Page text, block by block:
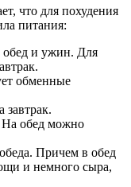
что для похудения
питания:
обед и ужин. Для
обменные
завтрак.
На обед можно
Причем в обед
и немного сыра,